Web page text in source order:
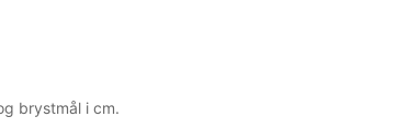
brystmål i cm.